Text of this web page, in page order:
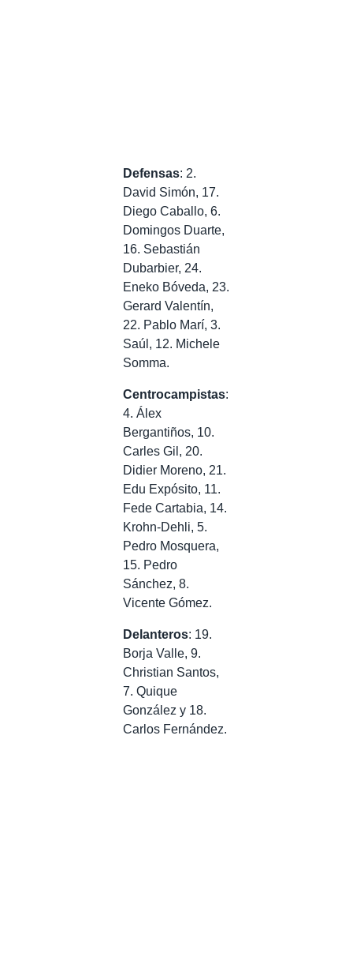
Defensas: 2.
David Simón, 17.
Diego Caballo, 6.
Domingos Duarte,
16. Sebastián
Dubarbier, 24.
Eneko Bóveda, 23.
Gerard Valentín,
22. Pablo Marí, 3.
Saúl, 12. Michele
Somma.
Centrocampistas:
4. Álex
Bergantiños, 10.
Carles Gil, 20.
Didier Moreno, 21.
Edu Expósito, 11.
Fede Cartabia, 14.
Krohn-Dehli, 5.
Pedro Mosquera,
15. Pedro
Sánchez, 8.
Vicente Gómez.
Delanteros: 19.
Borja Valle, 9.
Christian Santos,
7. Quique
González y 18.
Carlos Fernández.